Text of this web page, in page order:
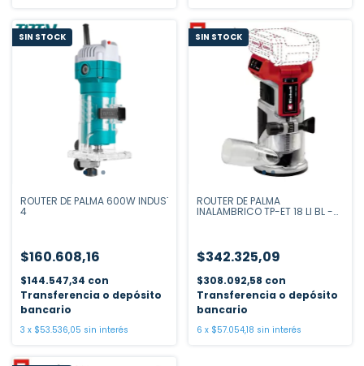
SIN STOCK
ROUTER DE PALMA 600W INDUSTRIAL TOTAL TLT6001-
4
$160.608,16
$144.547,34 con
Transferencia o depósito
bancario
3 x $53.536,05 sin interés
SIN STOCK
ROUTER DE PALMA
INALAMBRICO TP-ET 18 LI BL -
$342.325,09
$308.092,58 con
Transferencia o depósito
bancario
6 x $57.054,18 sin interés